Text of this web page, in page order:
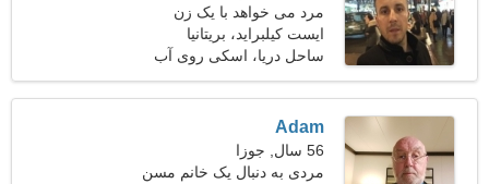
مرد می خواهد با یک زن
ملاقات کند 24-32
ایست کیلبراید، بریتانیا
ساحل دریا، اسکی روی آب
Adam
56 سال, جوزا
مردی به دنبال یک خانم مسن